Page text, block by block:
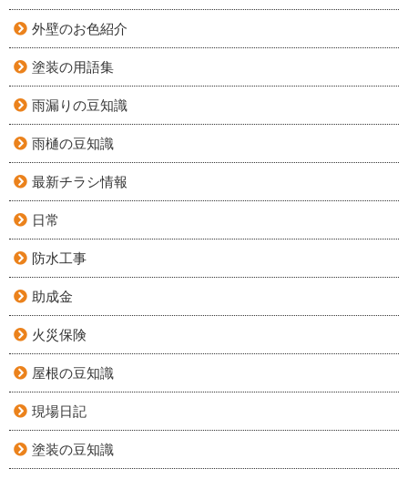
外壁のお色紹介
塗装の用語集
雨漏りの豆知識
雨樋の豆知識
最新チラシ情報
日常
防水工事
助成金
火災保険
屋根の豆知識
現場日記
塗装の豆知識